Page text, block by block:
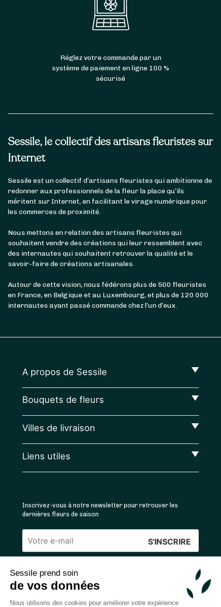
Sessile prend soin
de vos données
Nous utilisons des cookies pour améliorer votre expérience
Sessile, le collectif des artisans fleuristes sur
Internet
Sessile est un collectif d’artisans fleuristes qui ambitionne de
redonner aux professionnels de la fleur la place qu’ils
méritent sur Internet, en facilitant le virage numérique pour
les commerces de proximité.
Nous mettons en relation des artisans fleuristes qui
souhaitent vendre des créations qui leur ressemblent avec
des internautes qui souhaitent retrouver la qualité et le
savoir-faire de créations artisanales.
Autour de cette vision, nous fédérons plus de 500 fleuristes
en France, en Belgique et au Luxembourg, et plus de 120 000
internautes ayant passé commande chez l’un d’eux.
Réglez votre commande par un
système de paiement en ligne 100 %
sécurisé
A propos de Sessile
Bouquets de fleurs
Villes de livraison
Liens utiles
Inscrivez-vous à notre newsletter pour retrouver les
dernières fleurs de saison
Veuillez
ce
champ
4.4 /5 ⭐ | 120 000+ bouquets livrés |
Achats 100% sécurisés